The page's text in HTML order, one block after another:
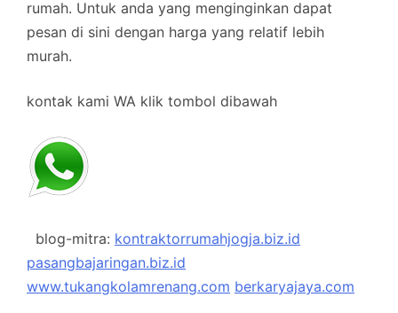
rumah. Untuk anda yang menginginkan dapat
pesan di sini dengan harga yang relatif lebih
murah.
kontak kami WA klik tombol dibawah
blog-mitra: kontraktorrumahjogja.biz.id
pasangbajaringan.biz.id
www.tukangkolamrenang.com berkaryajaya.com